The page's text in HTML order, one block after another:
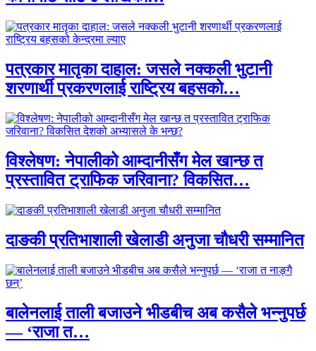
पत्रकार मातृका दाहाल: जसले नक्कली भुटानी
शरणार्थी प्रकरणलाई राष्ट्रिय बहसको…
विश्लेषण: नेपालीको आम्दानीसँग मेल खान्छ त
प्रस्तावित ट्राफिक जरिवाना? विकसित…
दाङकी प्रतिभाशाली खेलाडी अनुजा चौधरी सम्मानित
बालेनलाई ताली बजाउने भीडबीच अब कसैले भन्नुपर्छ
— ‘राजा त…